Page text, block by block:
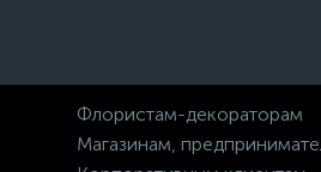
Флористам-декораторам
Магазинам,